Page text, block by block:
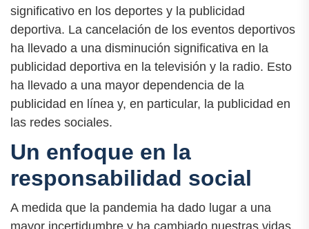
significativo en los deportes y la publicidad
deportiva. La cancelación de los eventos deportivos
ha llevado a una disminución significativa en la
publicidad deportiva en la televisión y la radio. Esto
ha llevado a una mayor dependencia de la
publicidad en línea y, en particular, la publicidad en
las redes sociales.
Un enfoque en la
responsabilidad social
A medida que la pandemia ha dado lugar a una
mayor incertidumbre y ha cambiado nuestras vidas,